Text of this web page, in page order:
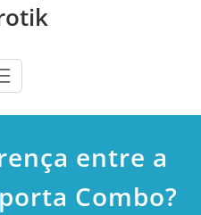
entre a
Combo?